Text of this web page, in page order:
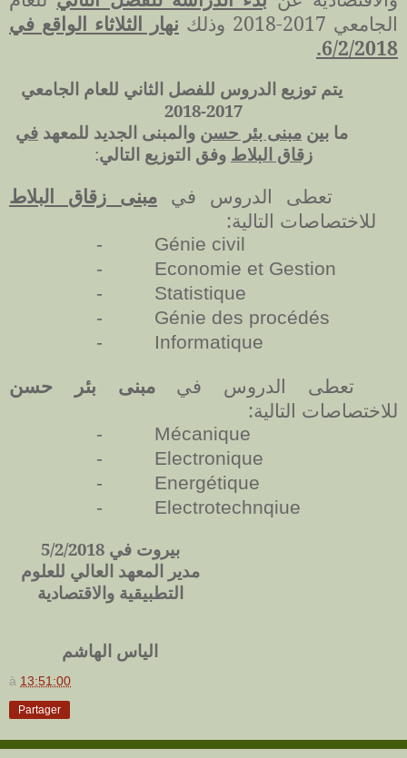
الجامعي 2017-2018 وذلك
نهار الثلاثاء الواقع في
6/2/2018.
يتم توزيع الدروس للفصل الثاني للعام الجامعي
2017-2018
ما بين مبنى بئر حسن والمبنى الجديد للمعهد في
زقاق البلاط وفق التوزيع التالي:
تعطى الدروس في مبنى زقاق البلاط
للاختصاصات التالية:
-
Génie civil
-
Economie et Gestion
-
Statistique
-
Génie des procédés
-
Informatique
تعطى الدروس فيمبنى بئر حسن
للاختصاصات التالية:
-
Mécanique
-
Electronique
-
Energétique
-
Electrotechnqiue
بيروت في 5/2/2018
مدير المعهد العالي للعلوم
التطبيقية والاقتصادية
الياس الهاشم
à 13:51:00
Partager